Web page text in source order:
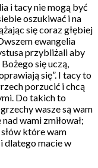
i tacy nie mogą być
oszukiwać i na
się coraz głębiej
ewangelia
przybliżali aby
się uczą,
się”. I tacy to
porzucić i chcą
Do takich to
wasze są wam
wami zmiłował;
które wam
dlatego macie w